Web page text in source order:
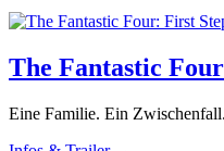
The Fantastic
Eine Familie. Ein